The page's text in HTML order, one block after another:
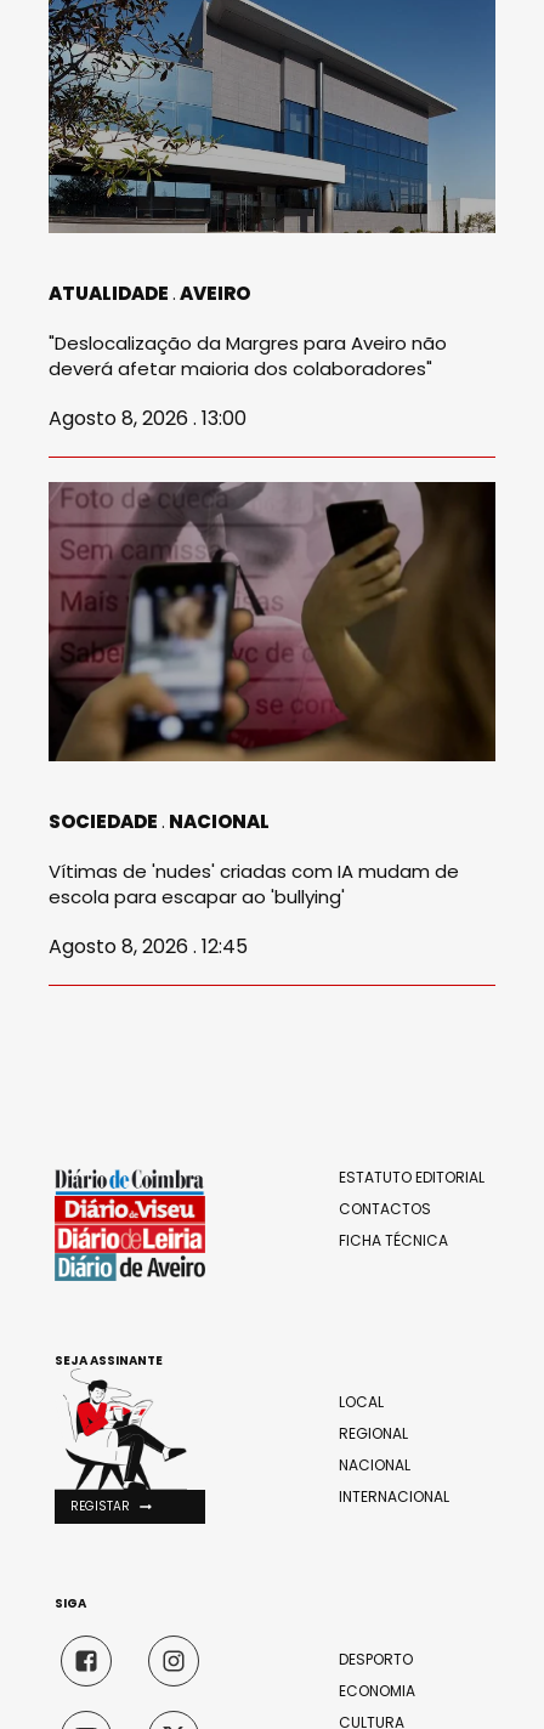
ATUALIDADE AVEIRO
"Deslocalização da Margres para Aveiro não
deverá afetar maioria dos colaboradores"
Agosto 8, 2026 . 13:00
SOCIEDADE NACIONAL
Vítimas de 'nudes' criadas com IA mudam de
escola para escapar ao 'bullying'
Agosto 8, 2026 . 12:45
ESTATUTO EDITORIAL
CONTACTOS
FICHA TÉCNICA
LOCAL
REGIONAL
NACIONAL
INTERNACIONAL
DESPORTO
ECONOMIA
CULTURA
SEJA ASSINANTE
REGISTAR
SIGA